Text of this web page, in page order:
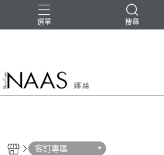
選單 搜尋
客訂專區